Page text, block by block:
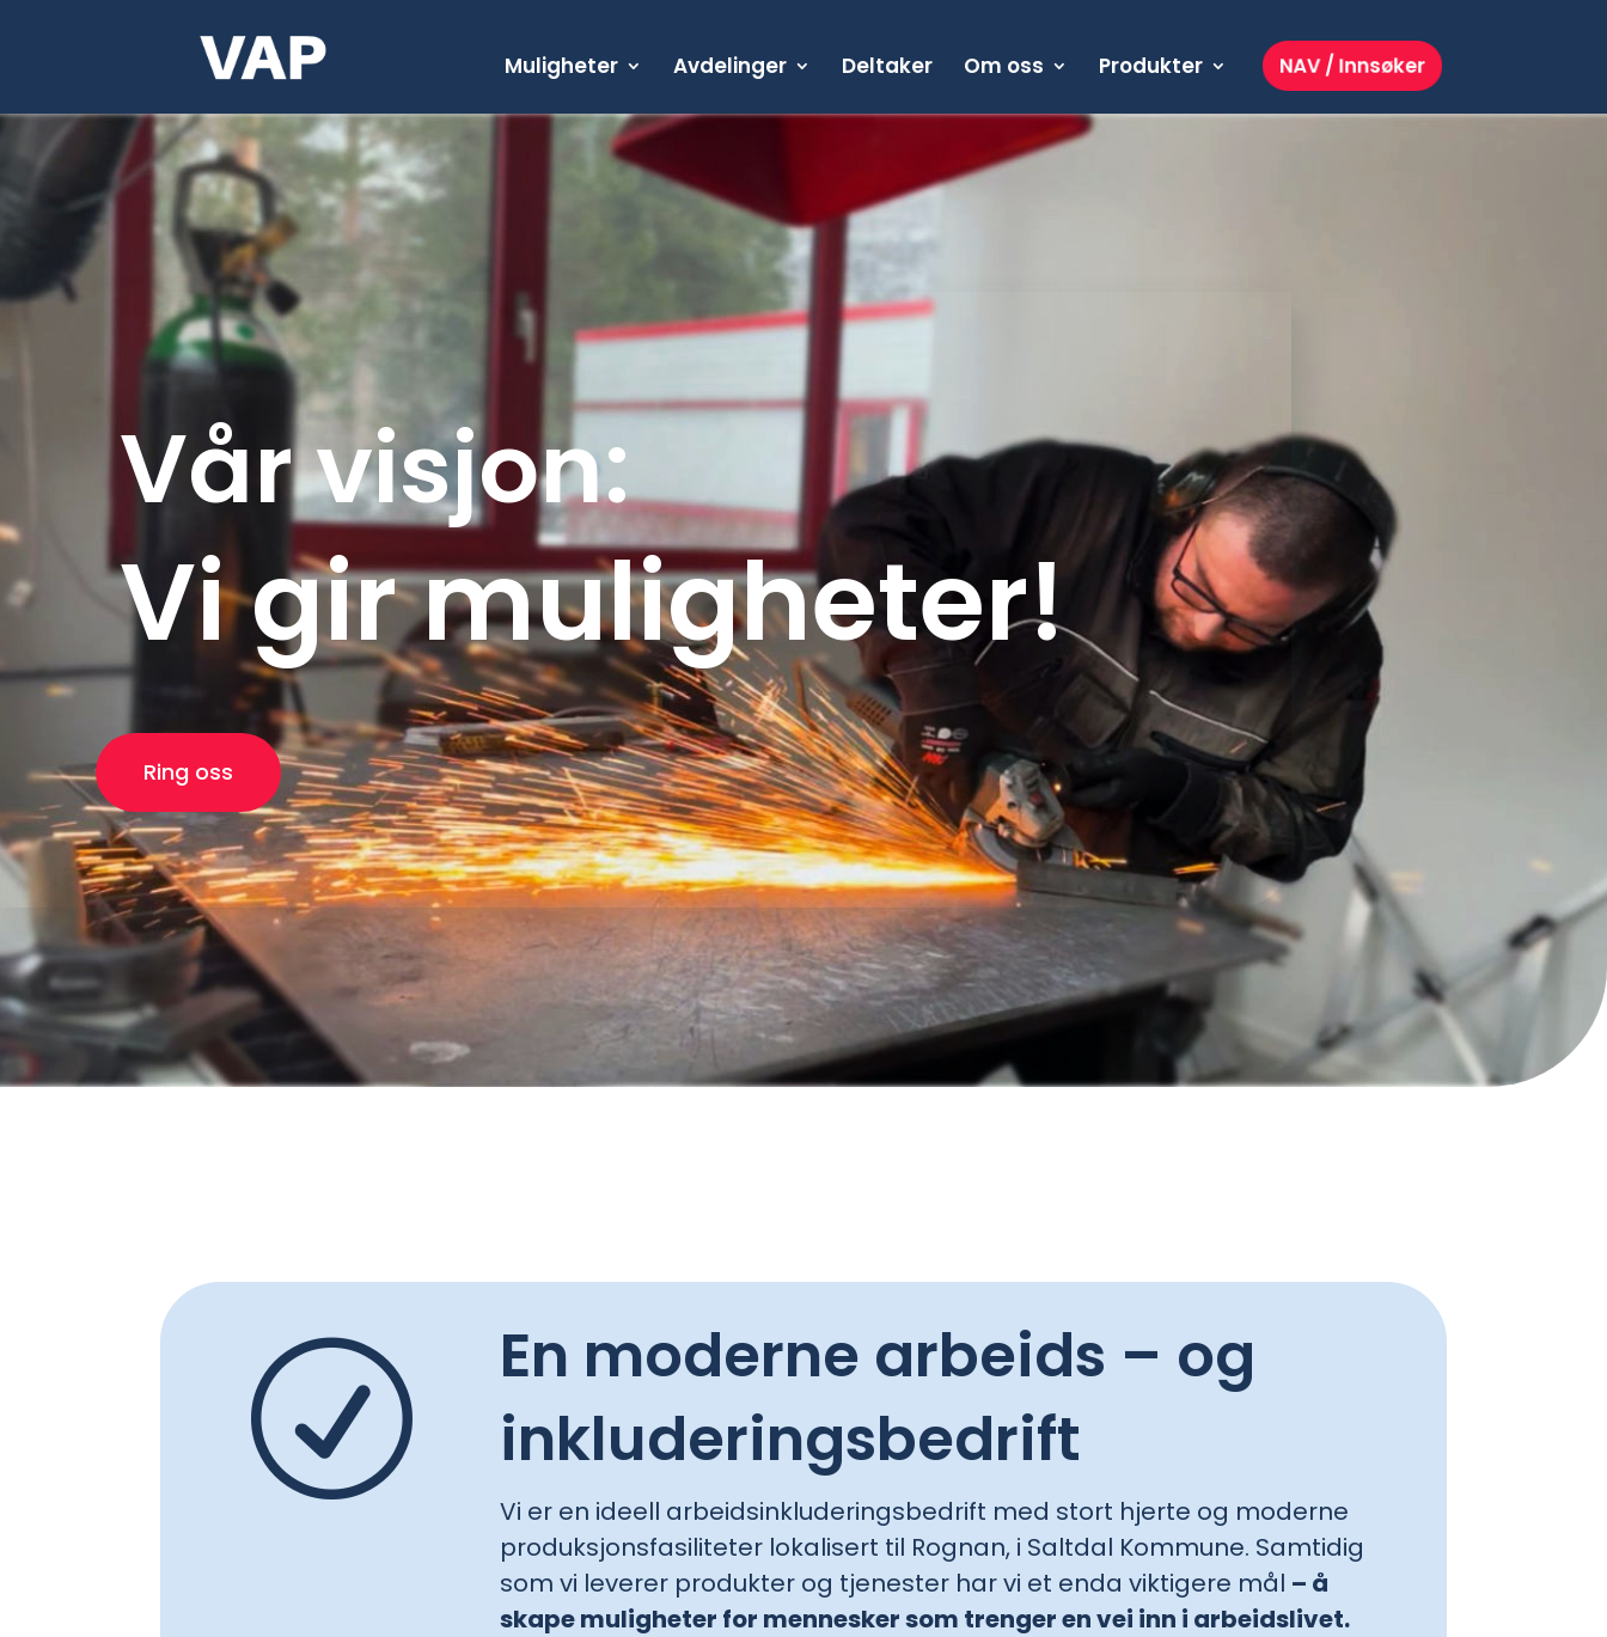
Muligheter Avdelinger Deltaker Om oss Produkter NAV / Innsøker
Vår visjon:
Vi gir muligheter!
Ring oss
R
En moderne arbeids – og
inkluderingsbedrift
Vi er en ideell arbeidsinkluderingsbedrift med stort hjerte og moderne
produksjonsfasiliteter lokalisert til Rognan, i Saltdal Kommune. Samtidig
som vi leverer produkter og tjenester har vi et enda viktigere mål – å
skape muligheter for mennesker som trenger en vei inn i arbeidslivet.